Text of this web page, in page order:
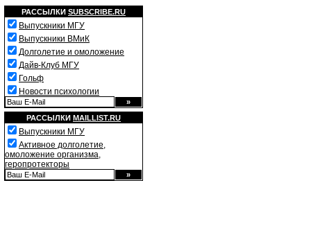
РАССЫЛКИ SUBSCRIBE.RU
Выпускники МГУ
Выпускники ВМиК
Долголетие и омоложение
Дайв-Клуб МГУ
Гольф
Новости психологии
РАССЫЛКИ MAILLIST.RU
Выпускники МГУ
Активное долголетие,
омоложение организма,
геропротекторы